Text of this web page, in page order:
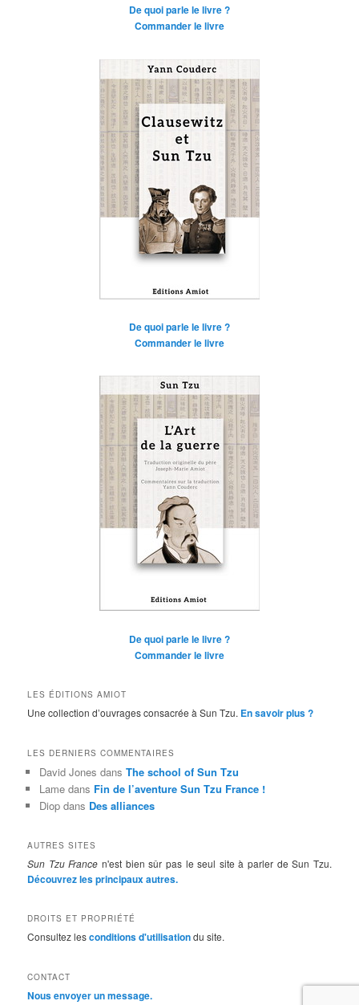
De quoi parle le livre ?
Commander le livre
De quoi parle le livre ?
Commander le livre
De quoi parle le livre ?
Commander le livre
LES ÉDITIONS AMIOT
Une collection d’ouvrages consacrée à Sun Tzu. En savoir plus ?
LES DERNIERS COMMENTAIRES
David Jones dansThe school of Sun Tzu
Lame dans Fin de l’aventure Sun Tzu France !
Diop dans Des alliances
AUTRES SITES
Sun Tzu France n'est bien sûr pas le seul site à parler de Sun Tzu.
Découvrez les principaux autres.
DROITS ET PROPRIÉTÉ
Consultez lesconditions d'utilisationdu site.
CONTACT
Nous envoyer un message.